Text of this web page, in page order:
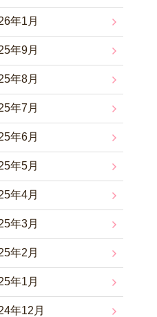
年1月
年9月
年8月
年7月
年6月
年5月
年4月
年3月
年2月
年1月
年12月